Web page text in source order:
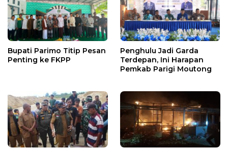
Bupati Parimo Titip Pesan
Penting ke FKPP
Penghulu Jadi Garda
Terdepan, Ini Harapan
Pemkab Parigi Moutong